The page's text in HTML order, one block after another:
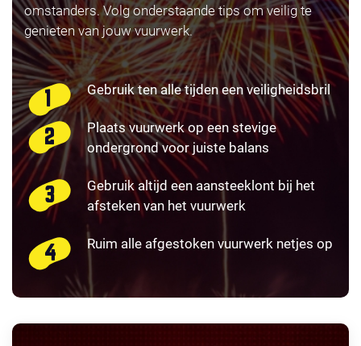
omstanders. Volg onderstaande tips om veilig te
genieten van jouw vuurwerk.
Gebruik ten alle tijden een veiligheidsbril
Plaats vuurwerk op een stevige
ondergrond voor juiste balans
Gebruik altijd een aansteeklont bij het
afsteken van het vuurwerk
Ruim alle afgestoken vuurwerk netjes op